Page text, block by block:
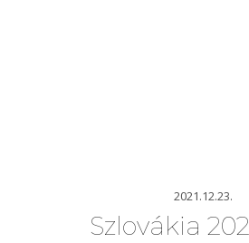
2021.12.23.
Szlovákia